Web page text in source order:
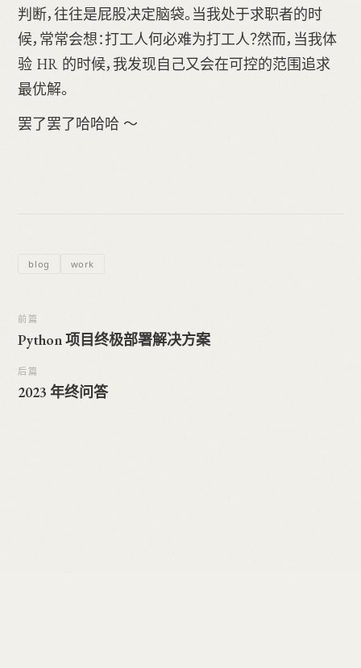
判断，往往是屁股决定脑袋。当我处于求职者的时
候，常常会想：打工人何必难为打工人？然而，当我体
验 HR 的时候，我发现自己又会在可控的范围追求
最优解。
罢了罢了哈哈哈 ～
blog work
前篇
Python 项目终极部署解决方案
后篇
2023 年终问答